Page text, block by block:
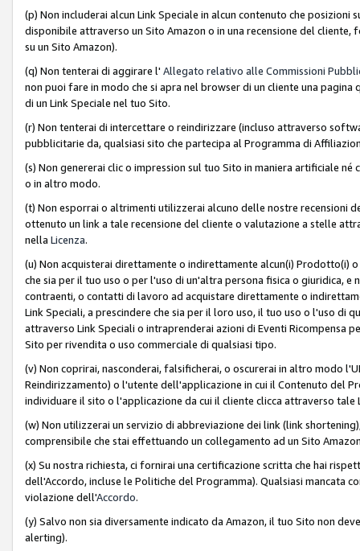
(p) Non includerai alcun Link Speciale in alcun contenuto che
disponibile attraverso un Sito Amazon o in una recensione del
su un Sito Amazon).
(q) Non tenterai di aggirare l' Allegato relativo alle Commissioni
non puoi fare in modo che si apra nel browser di un cliente una
di un Link Speciale nel tuo Sito.
(r) Non tenterai di intercettare o reindirizzare (incluso attraverso
pubblicitarie da, qualsiasi sito che partecipa al Programma di
(s) Non genererai clic o impression sul tuo Sito in maniera artificiale
o in altro modo.
(t) Non esporrai o altrimenti utilizzerai alcuno delle nostre recensioni
ottenuto un link a tale recensione del cliente o valutazione a stelle
nella Licenza.
(u) Non acquisterai direttamente o indirettamente alcun(i) Prodotto(i)
che sia per il tuo uso o per l'uso di un'altra persona fisica o giuridica,
contraenti, o contatti di lavoro ad acquistare direttamente o
Link Speciali, a prescindere che sia per il loro uso, il tuo uso o l'uso di
attraverso Link Speciali o intraprenderai azioni di Eventi
Sito per rivendita o uso commerciale di qualsiasi tipo.
(v) Non coprirai, nasconderai, falsificherai, o oscurerai in altro modo
Reindirizzamento) o l'utente dell'applicazione in cui il Contenuto del
individuare il sito o l'applicazione da cui il cliente clicca attraverso tale
(w) Non utilizzerai un servizio di abbreviazione dei link (link
comprensibile che stai effettuando un collegamento ad un Sito
(x) Su nostra richiesta, ci fornirai una certificazione scritta che hai
dell'Accordo, incluse le Politiche del Programma). Qualsiasi mancata
violazione dell'Accordo.
(y) Salvo non sia diversamente indicato da Amazon, il tuo Sito non
alerting).